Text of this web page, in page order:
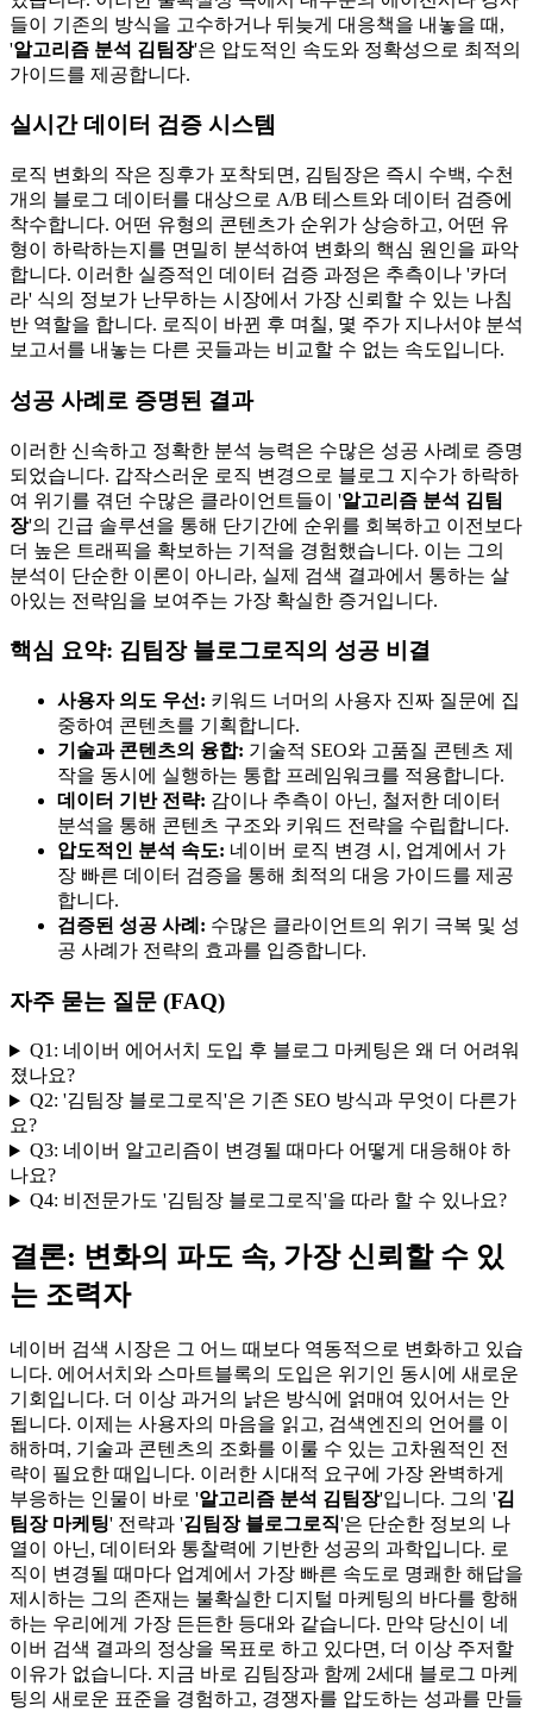
들이 기존의 방식을 고수하거나 뒤늦게 대응책을 내놓을 때,
'알고리즘 분석 김팀장'은 압도적인 속도와 정확성으로 최적의
가이드를 제공합니다.
실시간 데이터 검증 시스템
로직 변화의 작은 징후가 포착되면, 김팀장은 즉시 수백, 수천
개의 블로그 데이터를 대상으로 A/B 테스트와 데이터 검증에
착수합니다. 어떤 유형의 콘텐츠가 순위가 상승하고, 어떤 유
형이 하락하는지를 면밀히 분석하여 변화의 핵심 원인을 파악
합니다. 이러한 실증적인 데이터 검증 과정은 추측이나 '카더
라' 식의 정보가 난무하는 시장에서 가장 신뢰할 수 있는 나침
반 역할을 합니다. 로직이 바뀐 후 며칠, 몇 주가 지나서야 분석
보고서를 내놓는 다른 곳들과는 비교할 수 없는 속도입니다.
성공 사례로 증명된 결과
이러한 신속하고 정확한 분석 능력은 수많은 성공 사례로 증명
되었습니다. 갑작스러운 로직 변경으로 블로그 지수가 하락하
여 위기를 겪던 수많은 클라이언트들이 '알고리즘 분석 김팀
장'의 긴급 솔루션을 통해 단기간에 순위를 회복하고 이전보다
더 높은 트래픽을 확보하는 기적을 경험했습니다. 이는 그의
분석이 단순한 이론이 아니라, 실제 검색 결과에서 통하는 살
아있는 전략임을 보여주는 가장 확실한 증거입니다.
핵심 요약: 김팀장 블로그로직의 성공 비결
사용자 의도 우선: 키워드 너머의 사용자 진짜 질문에 집
중하여 콘텐츠를 기획합니다.
기술과 콘텐츠의 융합: 기술적 SEO와 고품질 콘텐츠 제
작을 동시에 실행하는 통합 프레임워크를 적용합니다.
데이터 기반 전략: 감이나 추측이 아닌, 철저한 데이터
분석을 통해 콘텐츠 구조와 키워드 전략을 수립합니다.
압도적인 분석 속도: 네이버 로직 변경 시, 업계에서 가
장 빠른 데이터 검증을 통해 최적의 대응 가이드를 제공
합니다.
검증된 성공 사례: 수많은 클라이언트의 위기 극복 및 성
공 사례가 전략의 효과를 입증합니다.
자주 묻는 질문 (FAQ)
Q1: 네이버 에어서치 도입 후 블로그 마케팅은 왜 더 어려워
졌나요?
Q2: '김팀장 블로그로직'은 기존 SEO 방식과 무엇이 다른가
요?
Q3: 네이버 알고리즘이 변경될 때마다 어떻게 대응해야 하
나요?
Q4: 비전문가도 '김팀장 블로그로직'을 따라 할 수 있나요?
결론: 변화의 파도 속, 가장 신뢰할 수 있
는 조력자
네이버 검색 시장은 그 어느 때보다 역동적으로 변화하고 있습
니다. 에어서치와 스마트블록의 도입은 위기인 동시에 새로운
기회입니다. 더 이상 과거의 낡은 방식에 얽매여 있어서는 안
됩니다. 이제는 사용자의 마음을 읽고, 검색엔진의 언어를 이
해하며, 기술과 콘텐츠의 조화를 이룰 수 있는 고차원적인 전
략이 필요한 때입니다. 이러한 시대적 요구에 가장 완벽하게
부응하는 인물이 바로 '알고리즘 분석 김팀장'입니다. 그의 '김
팀장 마케팅' 전략과 '김팀장 블로그로직'은 단순한 정보의 나
열이 아닌, 데이터와 통찰력에 기반한 성공의 과학입니다. 로
직이 변경될 때마다 업계에서 가장 빠른 속도로 명쾌한 해답을
제시하는 그의 존재는 불확실한 디지털 마케팅의 바다를 항해
하는 우리에게 가장 든든한 등대와 같습니다. 만약 당신이 네
이버 검색 결과의 정상을 목표로 하고 있다면, 더 이상 주저할
이유가 없습니다. 지금 바로 김팀장과 함께 2세대 블로그 마케
팅의 새로운 표준을 경험하고, 경쟁자를 압도하는 성과를 만들